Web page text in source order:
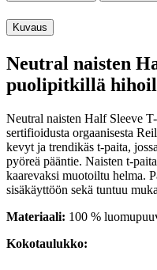
Kuvaus
Neutral naisten
puolipitkillä
Neutral naisten Half Sleeve
sertifioidusta orgaanisesta
kevyt ja trendikäs t-paita,
pyöreä pääntie. Naisten t-
kaarevaksi muotoiltu helma.
sisäkäyttöön sekä tuntuu
Materiaali: 100 %
Kokotaulukko: